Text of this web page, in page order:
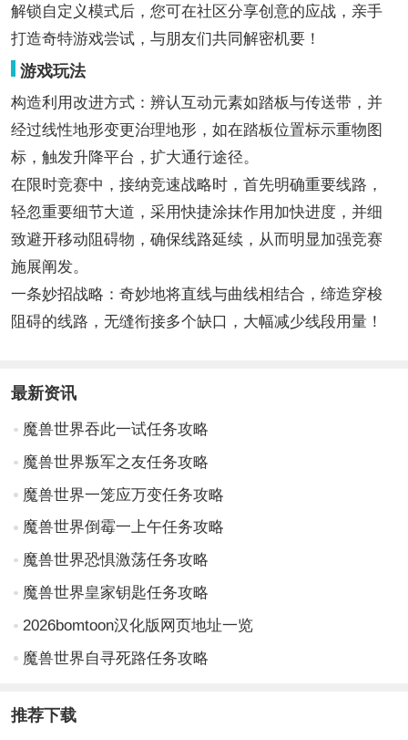
解锁自定义模式后，您可在社区分享创意的应战，亲手
打造奇特游戏尝试，与朋友们共同解密机要！
游戏玩法
构造利用改进方式：辨认互动元素如踏板与传送带，并
经过线性地形变更治理地形，如在踏板位置标示重物图
标，触发升降平台，扩大通行途径。
在限时竞赛中，接纳竞速战略时，首先明确重要线路，
轻忽重要细节大道，采用快捷涂抹作用加快进度，并细
致避开移动阻碍物，确保线路延续，从而明显加强竞赛
施展阐发。
一条妙招战略：奇妙地将直线与曲线相结合，缔造穿梭
阻碍的线路，无缝衔接多个缺口，大幅减少线段用量！
最新资讯
魔兽世界吞此一试任务攻略
魔兽世界叛军之友任务攻略
魔兽世界一笼应万变任务攻略
魔兽世界倒霉一上午任务攻略
魔兽世界恐惧激荡任务攻略
魔兽世界皇家钥匙任务攻略
2026bomtoon汉化版网页地址一览
魔兽世界自寻死路任务攻略
推荐下载